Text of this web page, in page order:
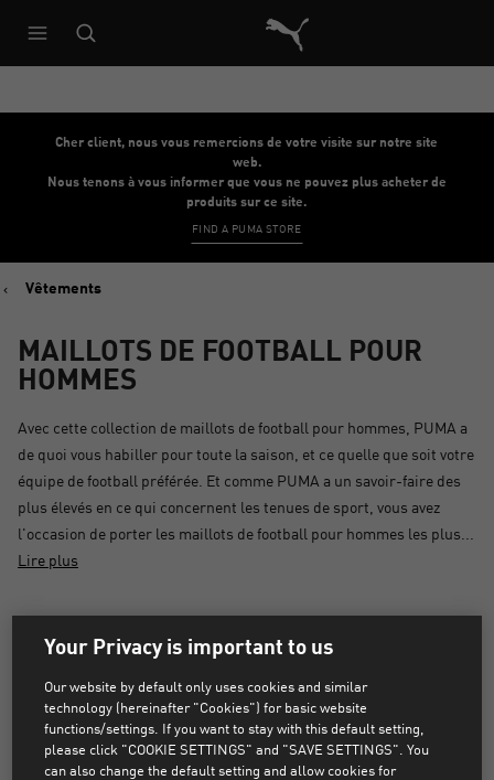
Architecture de référence du
Cher client, nous vous remercions de votre visite sur notre site
web.
Nous tenons à vous informer que vous ne pouvez plus acheter de
produits sur ce site.
FIND A PUMA STORE
Vêtements
MAILLOTS DE FOOTBALL POUR
HOMMES
Avec cette collection de maillots de football pour hommes, PUMA a
de quoi vous habiller pour toute la saison, et ce quelle que soit votre
équipe de football préférée. Et comme PUMA a un savoir-faire des
plus élevés en ce qui concernent les tenues de sport, vous avez
l'occasion de porter les maillots de football pour hommes les plus...
Lire plus
AUCUN PRODUIT TROUVÉ
Désolé, les produits qui correspondent aux filtres
sélectionnés sont introuvables.
Your Privacy is important to us
Our website by default only uses cookies and similar
technology (hereinafter "Cookies") for basic website
functions/settings. If you want to stay with this default setting,
please click "COOKIE SETTINGS" and "SAVE SETTINGS". You
can also change the default setting and allow cookies for